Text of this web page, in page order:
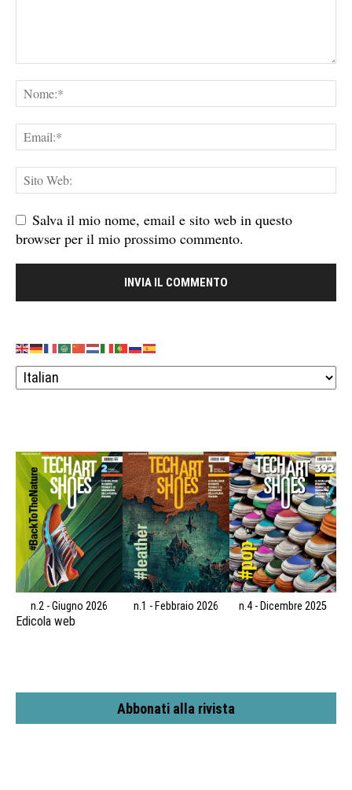
Salva il mio nome, email e sito web in questo
browser per il mio prossimo commento.
n.2 - Giugno 2026 n.1 - Febbraio 2026 n.4 - Dicembre 2025
Edicola web
Abbonati alla rivista